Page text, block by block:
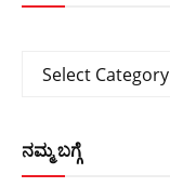
Categories
Select Category
ನಮ್ಮ ಬಗ್ಗೆ